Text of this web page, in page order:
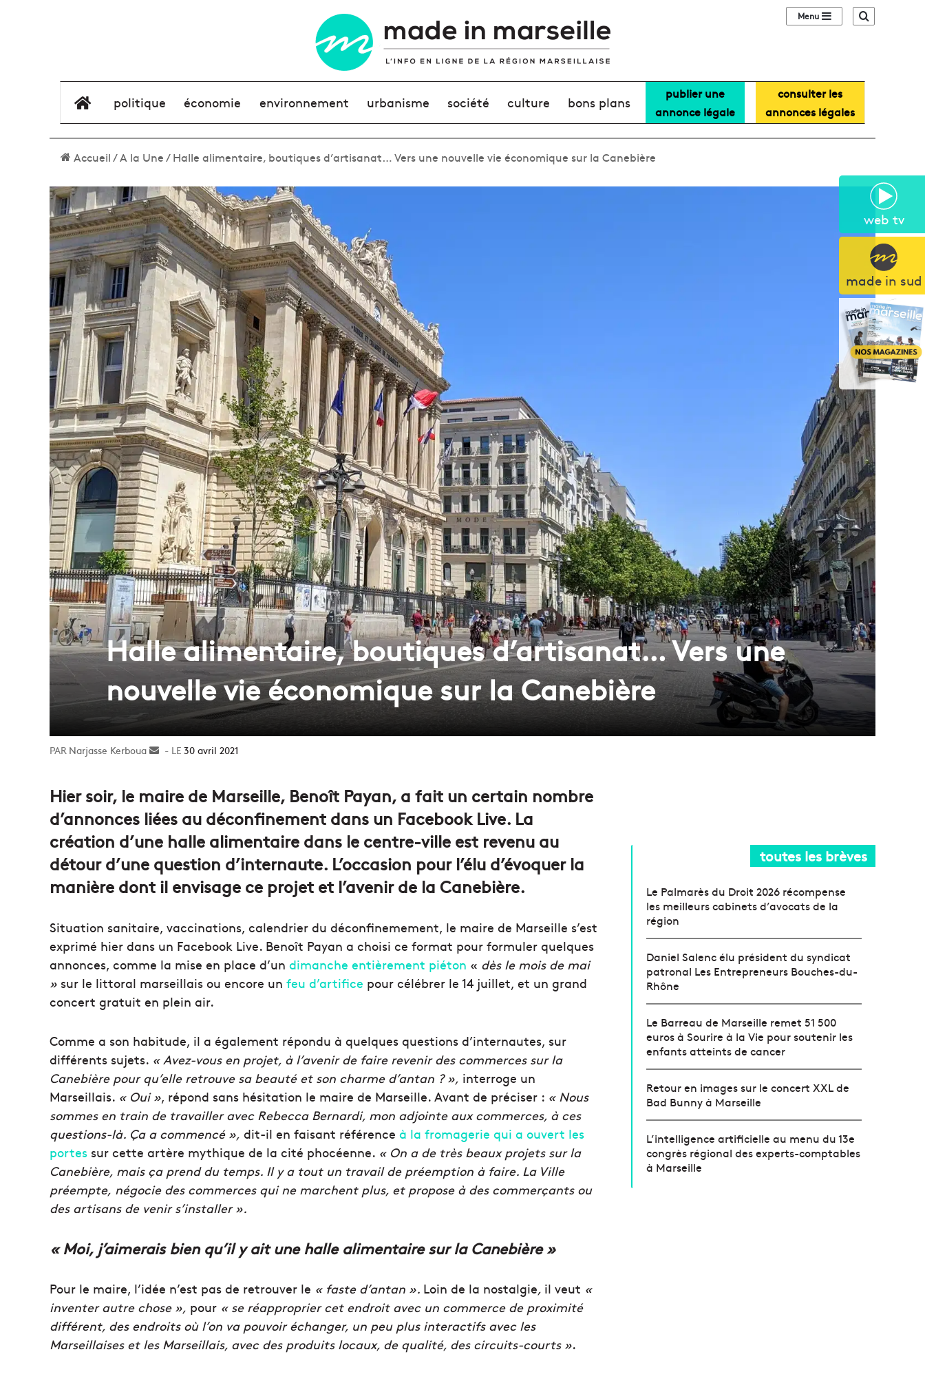
web tv
made in sud
Sidebar (barre
élément de menu
politique économie environnement urbanisme société culture bons plans
publier une
annonce légale
consulter les
annonces légales
Accueil/A la Une/Halle alimentaire, boutiques d’artisanat… Vers une nouvelle vie économique sur la Canebière
Halle alimentaire, boutiques d’artisanat… Vers une
nouvelle vie économique sur la Canebière
Narjasse Kerboua
Envoyer30 avril 2021
Hier soir, le maire de Marseille, Benoît Payan, a fait un certain nombre
d’annonces liées au déconfinement dans un Facebook Live. La
création d’une halle alimentaire dans le centre-ville est revenu au
détour d’une question d’internaute. L’occasion pour l’élu d’évoquer la
manière dont il envisage ce projet et l’avenir de la Canebière.
Situation sanitaire, vaccinations, calendrier du déconfinemement, le maire de Marseille s’est
exprimé hier dans un Facebook Live. Benoît Payan a choisi ce format pour formuler quelques
annonces, comme la mise en place d’un dimanche entièrement piéton « dès le mois de mai
» sur le littoral marseillais ou encore un feu d’artifice pour célébrer le 14 juillet, et un grand
concert gratuit en plein air.
Comme a son habitude, il a également répondu à quelques questions d’internautes, sur
différents sujets. « Avez-vous en projet, à l’avenir de faire revenir des commerces sur la
Canebière pour qu’elle retrouve sa beauté et son charme d’antan ? », interroge un
Marseillais. « Oui », répond sans hésitation le maire de Marseille. Avant de préciser : « Nous
sommes en train de travailler avec Rebecca Bernardi, mon adjointe aux commerces, à ces
questions-là. Ça a commencé », dit-il en faisant référence à la fromagerie qui a ouvert les
portes sur cette artère mythique de la cité phocéenne. « On a de très beaux projets sur la
Canebière, mais ça prend du temps. Il y a tout un travail de préemption à faire. La Ville
préempte, négocie des commerces qui ne marchent plus, et propose à des commerçants ou
des artisans de venir s’installer ».
« Moi, j’aimerais bien qu’il y ait une halle alimentaire sur la Canebière »
Pour le maire, l’idée n’est pas de retrouver le « faste d’antan ». Loin de la nostalgie, il veut «
inventer autre chose », pour « se réapproprier cet endroit avec un commerce de proximité
différent, des endroits où l’on va pouvoir échanger, un peu plus interactifs avec les
Marseillaises et les Marseillais, avec des produits locaux, de qualité, des circuits-courts ».
toutes les brèves
Le Palmarès du Droit 2026 récompense
les meilleurs cabinets d’avocats de la
région
Daniel Salenc élu président du syndicat
patronal Les Entrepreneurs Bouches-du-
Rhône
Le Barreau de Marseille remet 51 500
euros à Sourire à la Vie pour soutenir les
enfants atteints de cancer
Retour en images sur le concert XXL de
Bad Bunny à Marseille
L’intelligence artificielle au menu du 13e
congrès régional des experts-comptables
à Marseille